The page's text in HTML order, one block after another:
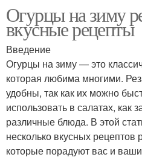
Огурцы на зиму
вкусные рецепты
Введение
Огурцы на зиму — это
которая любима многими.
удобны, так как их можно
использовать в салатах, как
различные блюда. В этой
несколько вкусных рецептов
которые порадуют вас и